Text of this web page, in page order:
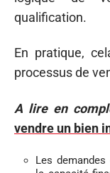
qualification.
En pratique,
processus de
A lire en
vendre un bien
Les